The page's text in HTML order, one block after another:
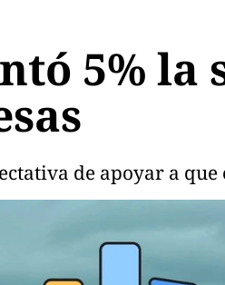
5%
de apoyar a